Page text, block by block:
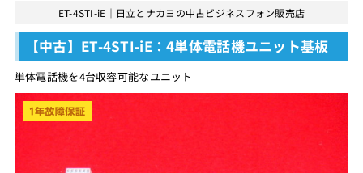
ET-4STI-iE｜日立とナカヨの中古ビジネスフォン販売店
【中古】ET-4STI-iE：4単体電話機ユニット基板
単体電話機を4台収容可能なユニット